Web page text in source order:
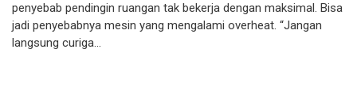
penyebab pendingin ruangan tak bekerja dengan maksimal. Bisa
jadi penyebabnya mesin yang mengalami overheat. “Jangan
langsung curiga…